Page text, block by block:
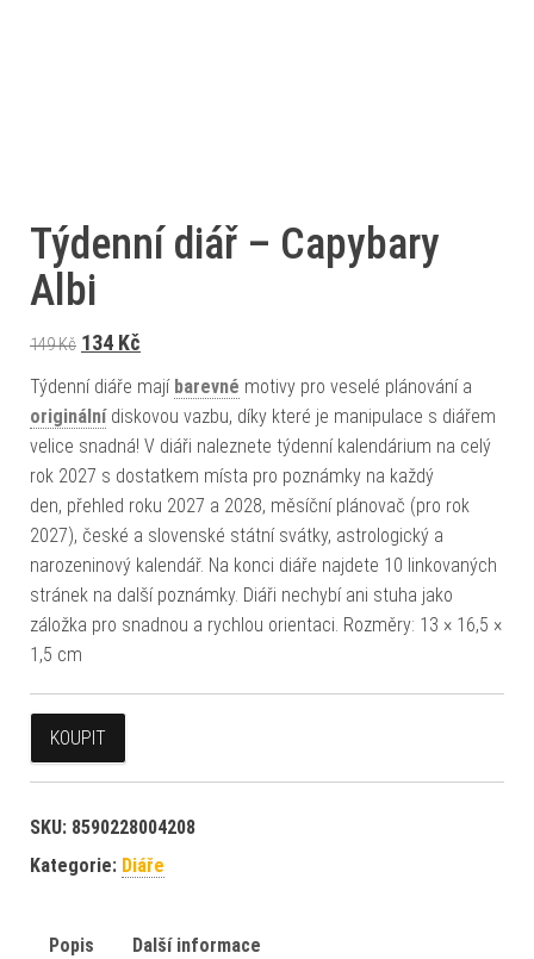
Týdenní diář – Capybary
Albi
149Kč Původní cena byla: 149 Kč.
134 Kč
Týdenní diáře mají barevné motivy pro veselé plánování a
originálnídiskovou vazbu, díky které je manipulace s diářem
velice snadná! V diáři naleznete týdenní kalendárium na celý
rok 2027 s dostatkem místa pro poznámky na každý
den, přehled roku 2027 a 2028, měsíční plánovač (pro rok
2027), české a slovenské státní svátky, astrologický a
narozeninový kalendář. Na konci diáře najdete 10 linkovaných
stránek na další poznámky. Diáři nechybí ani stuha jako
záložka pro snadnou a rychlou orientaci. Rozměry: 13 × 16,5 ×
1,5 cm
KOUPIT
SKU: 8590228004208
Kategorie: Diáře
Popis Další informace